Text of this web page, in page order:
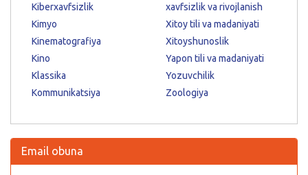
Kiberxavfsizlik
Kimyo
Kinematografiya
Kino
Klassika
Kommunikatsiya
xavfsizlik va rivojlanish
Xitoy tili va madaniyati
Xitoyshunoslik
Yapon tili va madaniyati
Yozuvchilik
Zoologiya
Email obuna